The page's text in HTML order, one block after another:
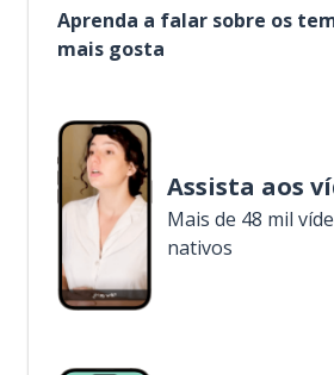
Aprenda a falar sobre os
mais gosta
Assista aos
Mais de 48 mil
nativos